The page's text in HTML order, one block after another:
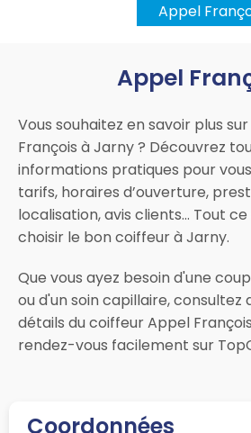
Appel
Appel
Vous souhaitez en savoir plus
François à Jarny ? Découvrez
informations pratiques pour
tarifs, horaires d’ouverture,
localisation, avis clients… Tout ce
choisir le bon coiffeur à Jarny.
Que vous ayez besoin d'une
ou d'un soin capillaire, consultez
détails du coiffeur Appel
rendez-vous facilement sur
Coordonnées